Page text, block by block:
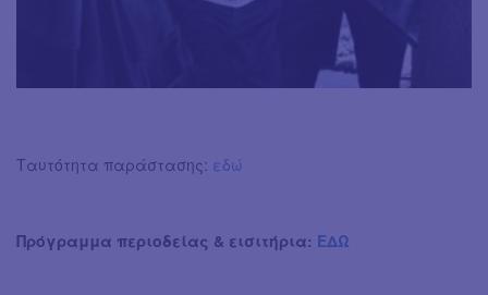
Ταυτότητα παράστασης: εδώ
Πρόγραμμα περιοδείας & εισιτήρια: ΕΔΩ